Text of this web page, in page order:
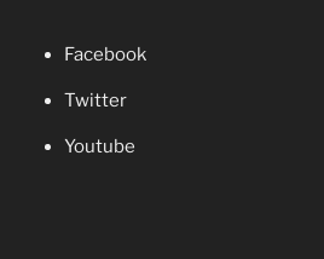
Facebook
Twitter
Youtube